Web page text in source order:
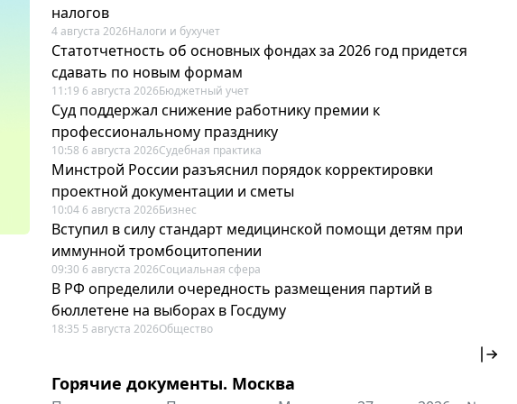
налогов
4 августа 2026Налоги и бухучет
Статотчетность об основных фондах за 2026 год придется
сдавать по новым формам
11:19 6 августа 2026Бюджетный учет
Суд поддержал снижение работнику премии к
профессиональному празднику
10:58 6 августа 2026Судебная практика
Минстрой России разъяснил порядок корректировки
проектной документации и сметы
10:04 6 августа 2026Бизнес
Вступил в силу стандарт медицинской помощи детям при
иммунной тромбоцитопении
09:30 6 августа 2026Социальная сфера
В РФ определили очередность размещения партий в
бюллетене на выборах в Госдуму
18:35 5 августа 2026Общество
Горячие документы. Москва